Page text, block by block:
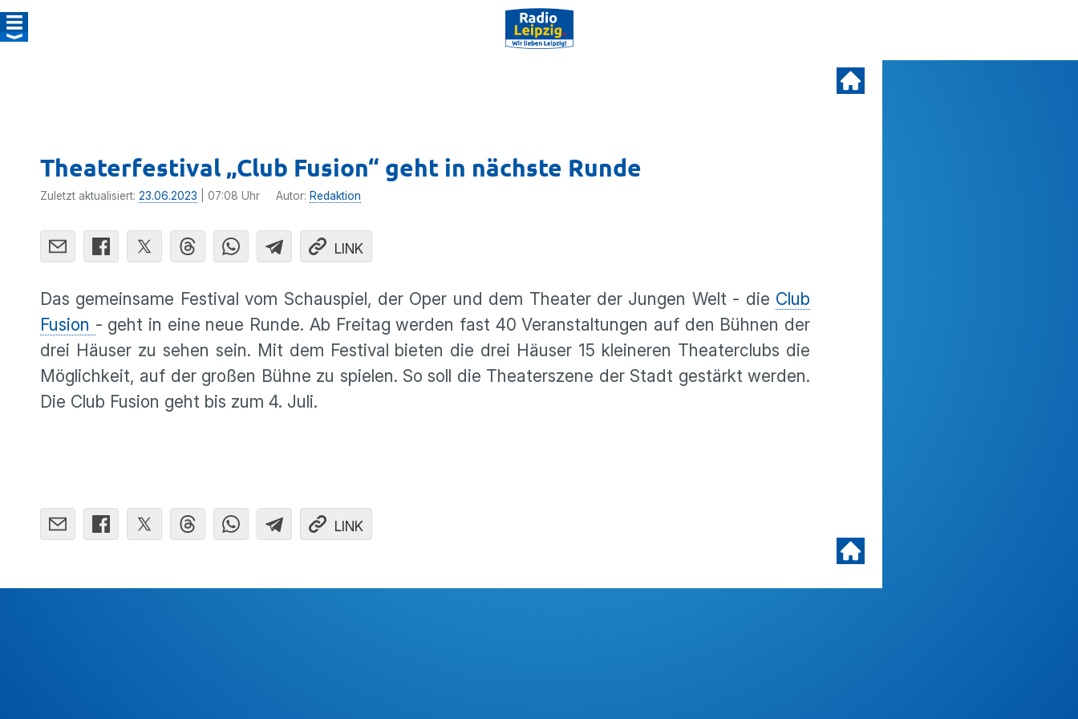
Theaterfestival „Club Fusion“ geht in nächste Runde
Zuletzt aktualisiert: 23.06.2023 | 07:08 Uhr Autor: Redaktion
LINK
Das gemeinsame Festival vom Schauspiel, der Oper und dem Theater der Jungen Welt - die Club
Fusion - geht in eine neue Runde. Ab Freitag werden fast 40 Veranstaltungen auf den Bühnen der
drei Häuser zu sehen sein. Mit dem Festival bieten die drei Häuser 15 kleineren Theaterclubs die
Möglichkeit, auf der großen Bühne zu spielen. So soll die Theaterszene der Stadt gestärkt werden.
Die Club Fusion geht bis zum 4. Juli.
LINK